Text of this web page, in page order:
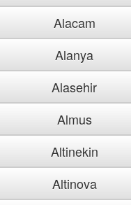
Alacam
Alanya
Alasehir
Almus
Altinekin
Altinova